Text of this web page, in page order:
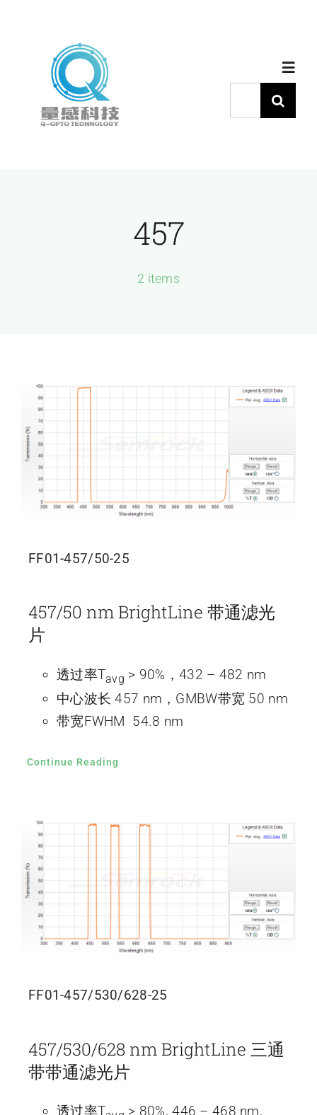
关于量感
联系我们
索：
457
2 items
FF01-457/50-25
457/50 nm BrightLine 带通滤光
片
透过率Tavg > 90%，432 – 482 nm
中心波长 457 nm，GMBW带宽 50 nm
带宽FWHM 54.8 nm
Continue Reading
FF01-457/530/628-25
457/530/628 nm BrightLine 三通
带带通滤光片
透过率T
> 80%, 446 – 468 nm,